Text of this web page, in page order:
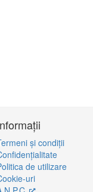
şi condiţii
de utilizare
uri